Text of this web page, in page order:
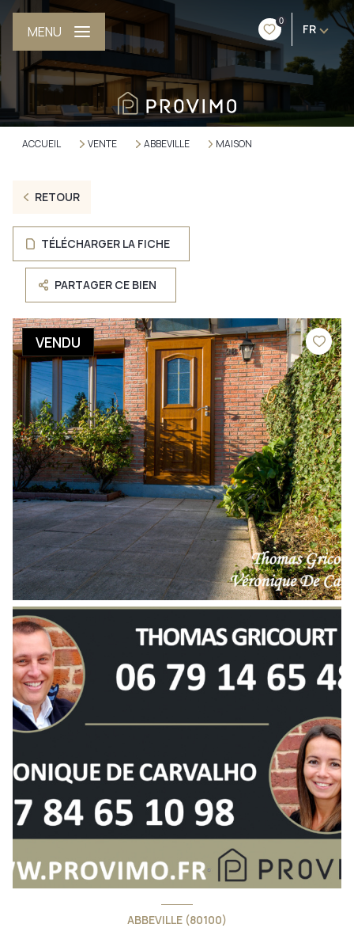
0
FR
MENU
ACCUEIL VENTE ABBEVILLE MAISON
RETOUR
TÉLÉCHARGER LA FICHE
PARTAGER CE BIEN
VENDU
ABBEVILLE (80100)